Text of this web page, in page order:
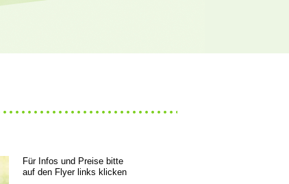
Für Infos und Preise bitte
auf den Flyer links klicken